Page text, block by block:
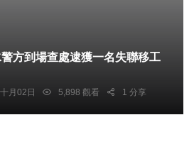
月02日 5,898 觀看 1 分享